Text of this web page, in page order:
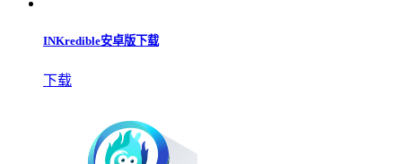
INKredible安卓版下载
下载